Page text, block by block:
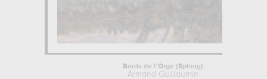
Bords de l'Orge (Epinay)
Armand Guillaumin